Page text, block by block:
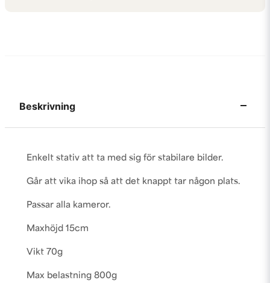
Beskrivning
Enkelt stativ att ta med sig för stabilare bilder.
Går att vika ihop så att det knappt tar någon plats.
Passar alla kameror.
Maxhöjd 15cm
Vikt 70g
Max belastning 800g